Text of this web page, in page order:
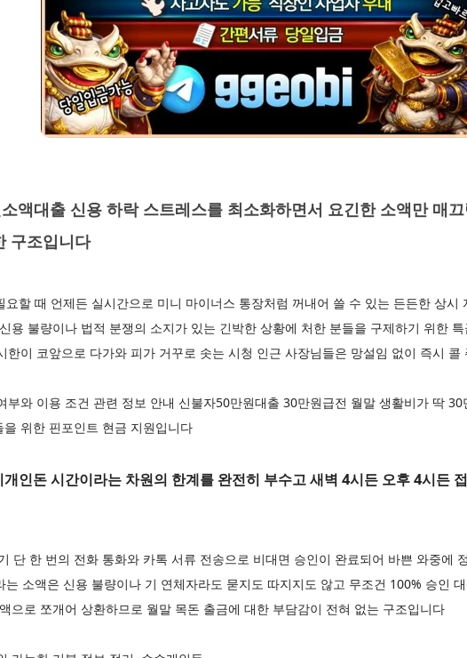
액대출 신용 하락 스트레스를 최소화하면서 요긴한 소액만 매
구조입니다
요할 때 언제든 실시간으로 미니 마이너스 통장처럼 꺼내어 쓸 수 있는 든든한 상시
용 불량이나 법적 분쟁의 소지가 있는 긴박한 상황에 처한 분들을 구제하기 위한
한이 코앞으로 다가와 피가 거꾸로 솟는 시청 인근 사장님들은 망설임 없이 즉시 콜
부와 이용 조건 관련 정보 안내 신불자50만원대출 30만원급전 월말 생활비가 딱
위한 핀포인트 현금 지원입니다
인돈 시간이라는 차원의 한계를 완전히 부수고 새벽 4시든 오후 4시든
단 한 번의 전화 통화와 카톡 서류 전송으로 비대면 승인이 완료되어 바쁜 와중에
는 소액은 신용 불량이나 기 연체자라도 묻지도 따지지도 않고 무조건 100% 승인
으로 쪼개어 상환하므로 월말 목돈 출금에 대한 부담감이 전혀 없는 구조입니다